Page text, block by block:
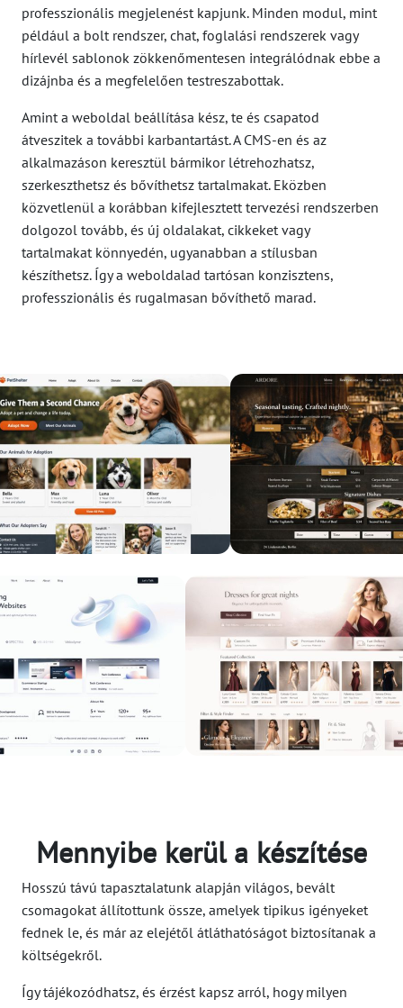
professzionális megjelenést kapjunk. Minden modul, mint
például a bolt rendszer, chat, foglalási rendszerek vagy
hírlevél sablonok zökkenőmentesen integrálódnak ebbe a
dizájnba és a megfelelően testreszabottak.
Amint a weboldal beállítása kész, te és csapatod
átveszitek a további karbantartást. A CMS-en és az
alkalmazáson keresztül bármikor létrehozhatsz,
szerkeszthetsz és bővíthetsz tartalmakat. Eközben
közvetlenül a korábban kifejlesztett tervezési rendszerben
dolgozol tovább, és új oldalakat, cikkeket vagy
tartalmakat könnyedén, ugyanabban a stílusban
készíthetsz. Így a weboldalad tartósan konzisztens,
professzionális és rugalmasan bővíthető marad.
Mennyibe kerül a készítése
Hosszú távú tapasztalatunk alapján világos, bevált
csomagokat állítottunk össze, amelyek tipikus igényeket
fednek le, és már az elejétől átláthatóságot biztosítanak a
költségekről.
Így tájékozódhatsz, és érzést kapsz arról, hogy milyen